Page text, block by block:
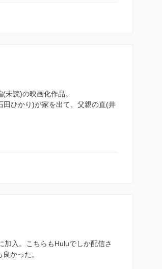
読)の映画化作品。
ひかり)が家を出て、父親の直(井
入。こちらもHuluでしか配信さ
かった。